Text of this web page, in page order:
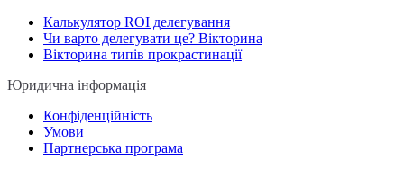
Калькулятор ROI делегування
Чи варто делегувати це? Вікторина
Вікторина типів прокрастинації
Юридична інформація
Конфіденційність
Умови
Партнерська програма